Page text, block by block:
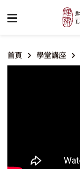
首頁 學堂講座